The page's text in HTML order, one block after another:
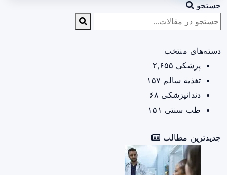
جستجو
دسته‌های منتخب
پزشکی ۲,۶۵۵
تغذیه سالم ۱۵۷
دندانپزشکی ۶۸
طب سنتی ۱۵۱
جدیدترین مطالب